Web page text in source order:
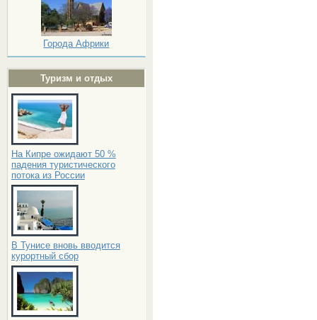
Города Африки
Туризм и отдых
На Кипре ожидают 50 %
падения туристического
потока из России
В Тунисе вновь вводится
курортный сбор